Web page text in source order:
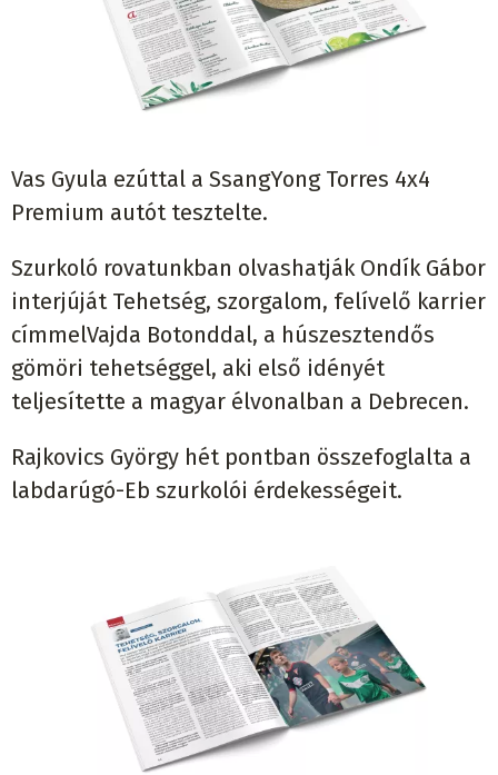
Vas Gyula ezúttal a SsangYong Torres 4x4
Premium autót tesztelte.
Szurkoló rovatunkban olvashatják Ondík Gábor
interjúját Tehetség, szorgalom, felívelő karrier
címmelVajda Botonddal, a húszesztendős
gömöri tehetséggel, aki első idényét
teljesítette a magyar élvonalban a Debrecen.
Rajkovics György hét pontban összefoglalta a
labdarúgó-Eb szurkolói érdekességeit.